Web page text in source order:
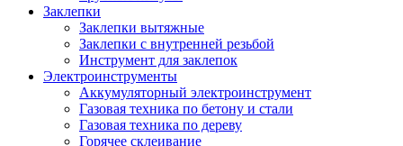
Заклепки
Заклепки вытяжные
Заклепки с внутренней резьбой
Инструмент для заклепок
Электроинструменты
Аккумуляторный электроинструмент
Газовая техника по бетону и стали
Газовая техника по дереву
Горячее склеивание